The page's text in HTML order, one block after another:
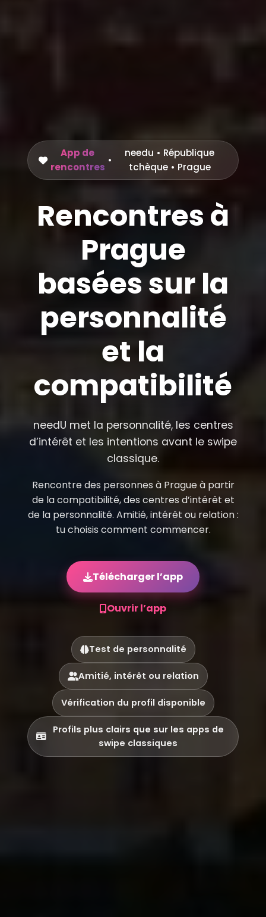
App de
rencontres
•
needu • République
tchèque• Prague
Rencontres à
Prague
basées sur la
personnalité
et la
compatibilité
needU met la personnalité, les centres
d’intérêt et les intentions avant le swipe
classique.
Rencontre des personnes à Prague à partir
de la compatibilité, des centres d’intérêt et
de la personnalité. Amitié, intérêt ou relation :
tu choisis comment commencer.
Télécharger l’app
Ouvrir l’app
Test de personnalité
Amitié, intérêt ou relation
Vérification du profil disponible
Profils plus clairs que sur les apps de
swipe classiques